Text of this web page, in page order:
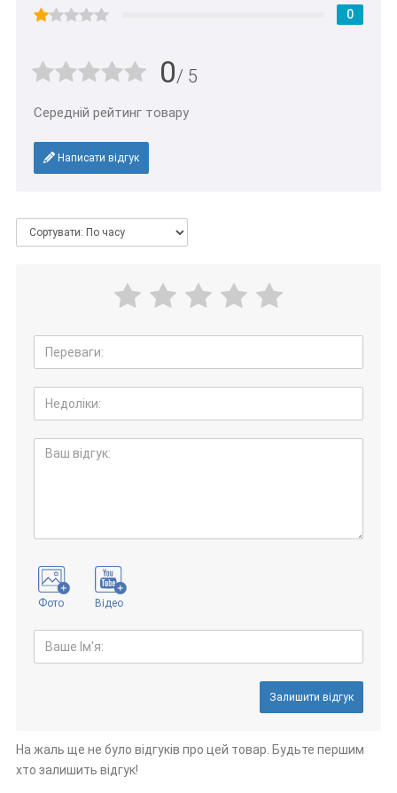
0/ 5
Середній рейтинг товару
Написати відгук
0
Фото Відео
Залишити відгук
На жаль ще не було відгуків про цей товар. Будьте першим
хто залишить відгук!